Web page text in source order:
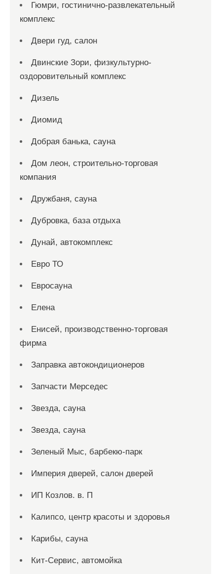
Гюмри, гостинично-развлекательный
комплекс
Двери гуд, салон
Двинские Зори, физкультурно-
оздоровительный комплекс
Дизель
Диомид
Добрая банька, сауна
Дом леон, строительно-торговая
компания
Дружбаня, сауна
Дубровка, база отдыха
Дунай, автокомплекс
Евро ТО
Евросауна
Елена
Енисей, производственно-торговая
фирма
Заправка автокондиционеров
Запчасти Мерседес
Звезда, сауна
Звезда, сауна
Зеленый Мыс, барбекю-парк
Империя дверей, салон дверей
ИП Козлов. в. П
Калипсо, центр красоты и здоровья
Карибы, сауна
Кит-Сервис, автомойка